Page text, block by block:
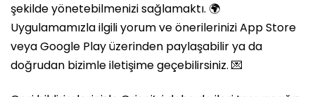
şekilde yönetebilmenizi sağlamaktı. 🌍
Uygulamamızla ilgili yorum ve önerilerinizi App Store
veya Google Play üzerinden paylaşabilir ya da
doğrudan bizimle iletişime geçebilirsiniz. 💌